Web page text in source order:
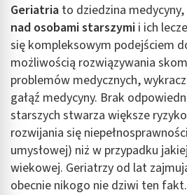
Geriatria to dziedzina
nad osobami starszymi i ich
się kompleksowym podejściem
możliwością rozwiązywania
problemów medycznych,
gałąź medycyny. Brak
starszych stwarza większe
rozwijania się
umysłowej) niż w przypadku
wiekowej. Geriatrzy od lat
obecnie nikogo nie dziwi ten fakt.